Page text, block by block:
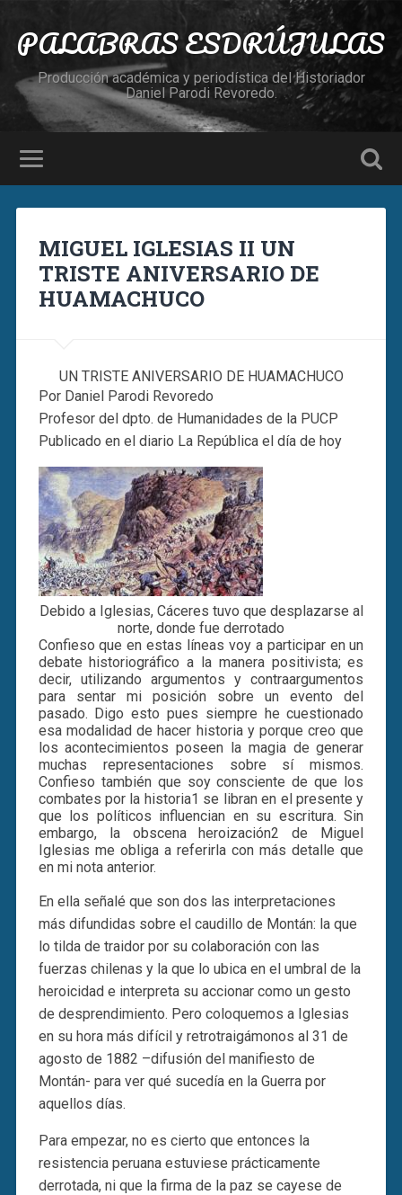
PALABRAS ESDRÚJULAS
Producción académica y periodística del Historiador
Daniel Parodi Revoredo.
MIGUEL IGLESIAS II UN
TRISTE ANIVERSARIO DE
HUAMACHUCO
UN TRISTE ANIVERSARIO DE HUAMACHUCO
Por Daniel Parodi Revoredo
Profesor del dpto. de Humanidades de la PUCP
Publicado en el diario La República el día de hoy
Debido a Iglesias, Cáceres tuvo que desplazarse al
norte, donde fue derrotado
Confieso que en estas líneas voy a participar en un
debate historiográfico a la manera positivista; es
decir, utilizando argumentos y contraargumentos
para sentar mi posición sobre un evento del
pasado. Digo esto pues siempre he cuestionado
esa modalidad de hacer historia y porque creo que
los acontecimientos poseen la magia de generar
muchas representaciones sobre sí mismos.
Confieso también que soy consciente de que los
combates por la historia1 se libran en el presente y
que los políticos influencian en su escritura. Sin
embargo, la obscena heroización2 de Miguel
Iglesias me obliga a referirla con más detalle que
en mi nota anterior.
En ella señalé que son dos las interpretaciones
más difundidas sobre el caudillo de Montán: la que
lo tilda de traidor por su colaboración con las
fuerzas chilenas y la que lo ubica en el umbral de la
heroicidad e interpreta su accionar como un gesto
de desprendimiento. Pero coloquemos a Iglesias
en su hora más difícil y retrotraigámonos al 31 de
agosto de 1882 –difusión del manifiesto de
Montán- para ver qué sucedía en la Guerra por
aquellos días.
Para empezar, no es cierto que entonces la
resistencia peruana estuviese prácticamente
derrotada, ni que la firma de la paz se cayese de